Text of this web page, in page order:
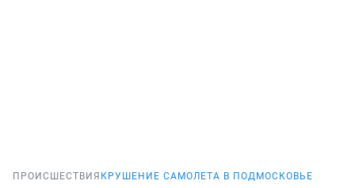
ПРОИСШЕСТВИЯ КРУШЕНИЕ САМОЛЕТА В ПОДМОСКОВЬЕ